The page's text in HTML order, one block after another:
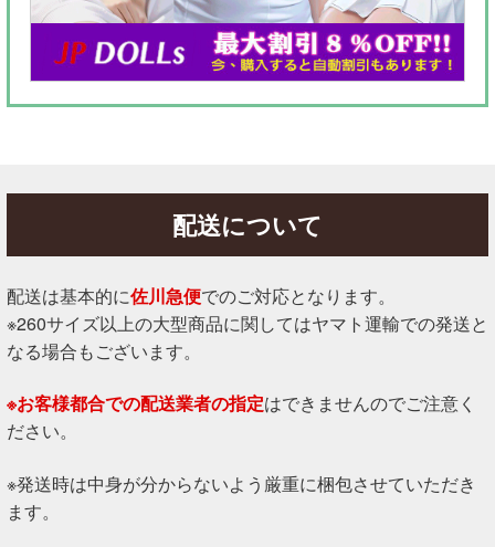
配送について
配送は基本的に佐川急便でのご対応となります。
※260サイズ以上の大型商品に関してはヤマト運輸での発送と
なる場合もございます。
※お客様都合での配送業者の指定はできませんのでご注意く
ださい。
※発送時は中身が分からないよう厳重に梱包させていただき
ます。